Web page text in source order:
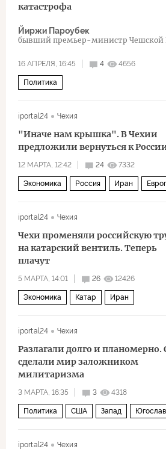
катастрофа
Йиржи Пароубек
бывший премьер-министр Чешской
16 АПРЕЛЯ, 16:45 4 4656
Политика
iportal24 Чехия
"Иначе нам крышка". В Чехии
предложили вернуться к
12 МАРТА, 12:42 24 7332
Экономика Россия Иран
iportal24
Чехия
Чехи променяли российскую
на катарский вентиль. Теперь
плачут
5 МАРТА, 14:01 26 12426
Экономика Катар Иран
iportal24
Чехия
Разлагали долго и
сделали мир заложником
милитаризма
3 МАРТА, 16:35 3 4318
Политика США Запад
iportal24 Чехия